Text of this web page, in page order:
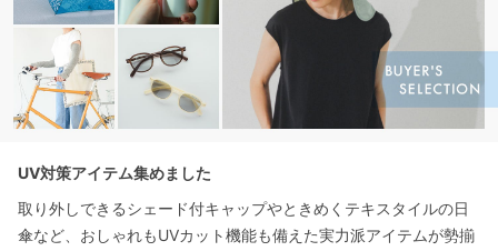
UV対策アイテム集めました
取り外しできるシェード付キャップやときめくテキスタイルの日
傘など、おしゃれもUVカット機能も備えた実力派アイテムが勢揃